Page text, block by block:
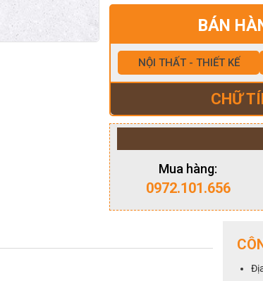
BÁN
NỘI THẤT - THIẾT KẾ
CHỮ
Mua hàng:
0972.101.656